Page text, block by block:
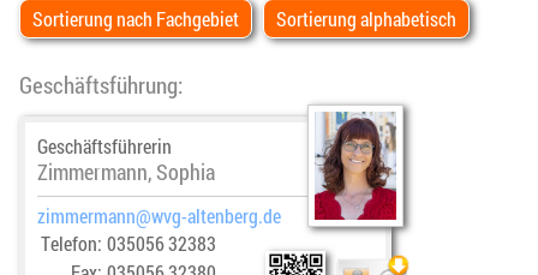
Sortierung nach Fachgebiet Sortierung alphabetisch
Geschäftsführung:
Geschäftsführerin
Zimmermann, Sophia
zimmermann@­wvg-altenberg.de
Telefon: 035056 32383